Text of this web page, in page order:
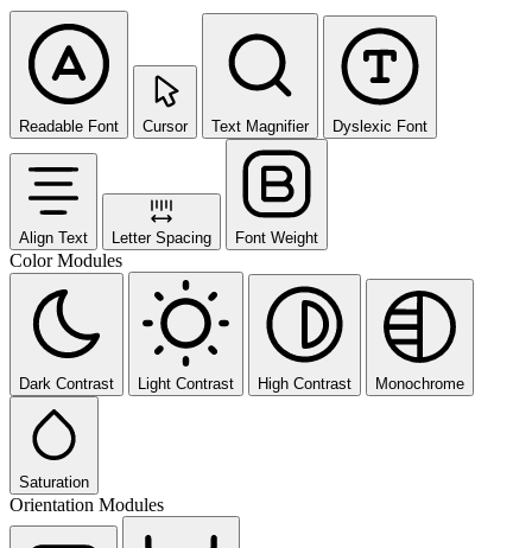
Readable Font Cursor Text Magnifier Dyslexic Font
Align Text Letter Spacing Font Weight
Color Modules
Dark Contrast Light Contrast High Contrast Monochrome
Saturation
Orientation Modules